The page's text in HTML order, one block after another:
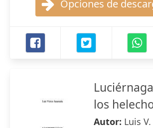
Opciones de
los
Autor: Luis